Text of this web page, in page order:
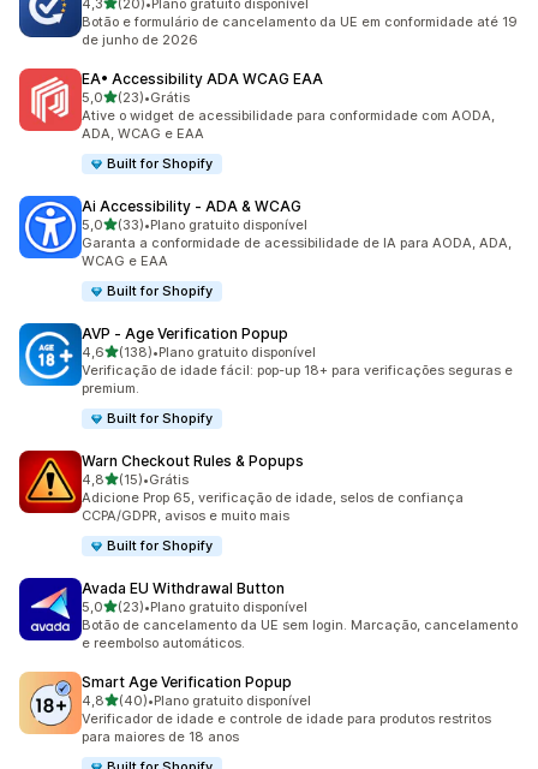
4,3 (20)
20 avaliações ao todo
• Plano gratuito disponível
Botão e formulário de cancelamento da UE em conformidade até 19
de junho de 2026
EA• Accessibility ADA WCAG EAA
5,0de 5 estrelas
(23)
23 avaliações ao todo
•Grátis
Ative o widget de acessibilidade para conformidade com AODA,
ADA, WCAG e EAA
Built for Shopify
Ai Accessibility ‑ ADA & WCAG
5,0de 5 estrelas
(33)
33 avaliações ao todo
•Plano gratuito disponível
Garanta a conformidade de acessibilidade de IA para AODA, ADA,
WCAG e EAA
Built for Shopify
AVP ‑ Age Verification Popup
4,6de 5 estrelas
(138)
138 avaliações ao todo
•Plano gratuito disponível
Verificação de idade fácil: pop-up 18+ para verificações seguras e
premium.
Built for Shopify
Warn Checkout Rules & Popups
4,8de 5 estrelas
(15)
15 avaliações ao todo
•Grátis
Adicione Prop 65, verificação de idade, selos de confiança
CCPA/GDPR, avisos e muito mais
Built for Shopify
Avada EU Withdrawal Button
5,0de 5 estrelas
(23)
23 avaliações ao todo
•Plano gratuito disponível
Botão de cancelamento da UE sem login. Marcação, cancelamento
e reembolso automáticos.
Smart Age Verification Popup
4,8de 5 estrelas
(40)
40 avaliações ao todo
•Plano gratuito disponível
Verificador de idade e controle de idade para produtos restritos
para maiores de 18 anos